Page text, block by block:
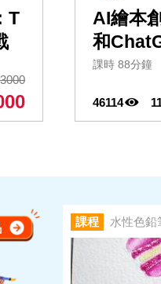
T
AI繪本
和
課時 88分鐘
46114
課程 水性色鉛